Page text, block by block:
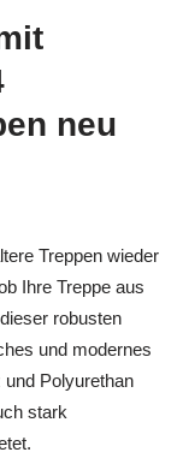
neu
Treppen wieder
Ihre Treppe aus
robusten
und modernes
Polyurethan
stark